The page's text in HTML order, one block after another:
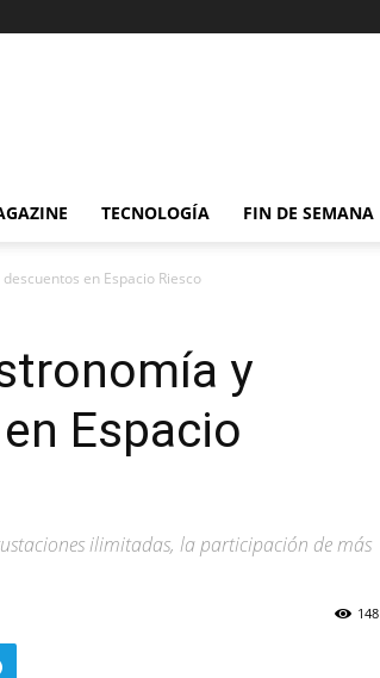
TECNOLOGÍA FIN DE SEMANA
en Espacio Riesco
y
Espacio
ilimitadas, la participación de más
148